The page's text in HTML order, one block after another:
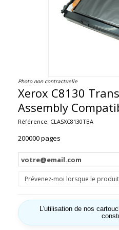
Photo non contractuelle
Xerox C8130
Assembly
Référence: CLASXC8130TBA
200000 pages
Prévenez-moi lorsque le
L'utilisation de nos